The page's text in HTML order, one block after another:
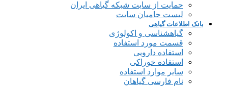
حمایت از سایت شبکه گیاهی ایران
لیست حامیان سایت
بانک اطلاعات گیاهی
گیاهشناسی و اکولوژی
قسمت مورد استفاده
استفاده دارویی
استفاده خوراکی
سایر موارد استفاده
نام فارسی گیاهان